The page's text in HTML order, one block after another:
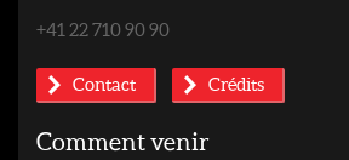
+41 22 710 90 90
Contact Crédits
Comment venir